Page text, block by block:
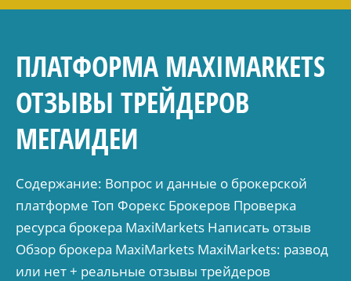
ПЛАТФОРМА MAXIMARKETS
ОТЗЫВЫ ТРЕЙДЕРОВ
МЕГАИДЕИ
Содержание: Вопрос и данные о брокерской
платформе Топ Форекс Брокеров Проверка
ресурса брокера MaxiMarkets Написать отзыв
Обзор брокера MaxiMarkets MaxiMarkets: развод
или нет + реальные отзывы трейдеров